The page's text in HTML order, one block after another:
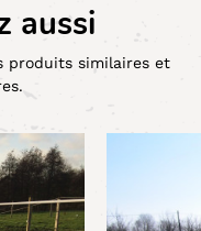
aussi
produits similaires et